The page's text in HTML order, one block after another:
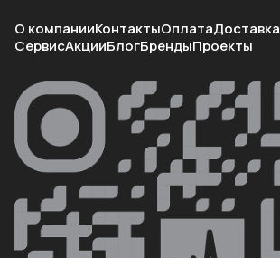
О компанииКонтактыОплатаДоставка
СервисАкцииБлогБрендыПроекты